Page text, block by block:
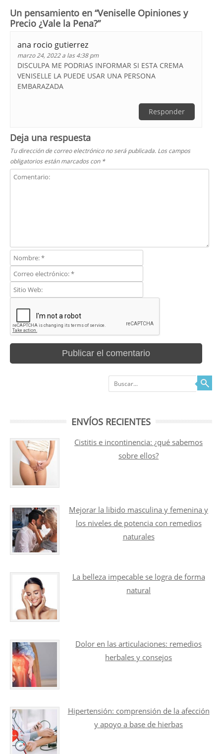
Un pensamiento en “Veniselle Opiniones y
Precio ¿Vale la Pena?”
ana rocio gutierrez
marzo 24, 2022 a las 4:38 pm
DISCULPA ME PODRIAS INFORMAR SI ESTA CREMA
VENISELLE LA PUEDE USAR UNA PERSONA
EMBARAZADA
Responder
Deja una respuesta
Tu dirección de correo electrónico no será publicada. Los campos
obligatorios están marcados con *
Buscar
ENVÍOS RECIENTES
Cistitis e incontinencia: ¿qué sabemos
sobre ellos?
Mejorar la libido masculina y femenina y
los niveles de potencia con remedios
naturales
La belleza impecable se logra de forma
natural
Dolor en las articulaciones: remedios
herbales y consejos
Hipertensión: comprensión de la afección
y apoyo a base de hierbas